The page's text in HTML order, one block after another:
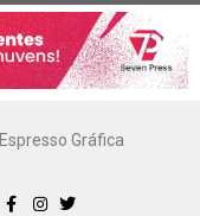
Espresso Gráfica